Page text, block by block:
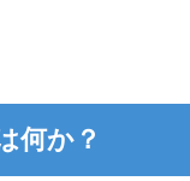
何か？